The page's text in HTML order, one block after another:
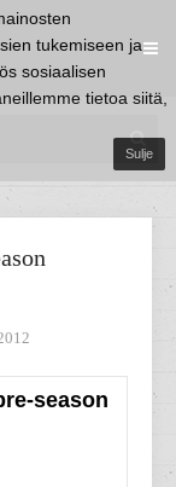
tukemiseen ja
sosiaalisen
tietoa siitä,
Sulje
season